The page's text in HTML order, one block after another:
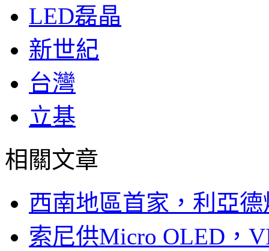
LED磊晶
新世紀
台灣
立基
相關文章
西南地區首家，利亞
索尼供Micro OLED，